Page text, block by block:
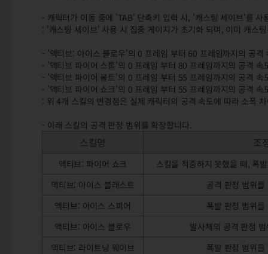
- 캐릭터가 이동 중에 'TAB' 단축키 입력 시, '캐스팅 세이브'를 사
: '캐스팅 세이브' 사용 시 집중 게이지가 초기화 되며, 이미 캐스
- '액티브: 아이스 블로우'의 0 프레임 부터 60 프레임까지의 공
- '액티브 파이어 스톰'의 0 프레임 부터 80 프레임까지의 공격
- '액티브 파이어 볼트'의 0 프레임 부터 55 프레임까지의 공격
- '액티브 파이어 쇼크'의 0 프레임 부터 55 프레임까지의 공격
: 위 4개 스킬의 변경점은 실제 캐릭터의 공격 속도에 따라 소폭
- 아래 스킬의 공격 판정 범위를 확장합니다.
스킬명 조
액티브: 파이어 쇼크
스킬을 적중하지 못했을 때, 폭
액티브: 아이스 블래스트
공격 판정 범위
액티브: 아이스 스피어
폭발 판정 범위
액티브: 아이스 블로우
발사체의 공격 판정
액티브: 라이트닝 웨이브
폭발 판정 범위